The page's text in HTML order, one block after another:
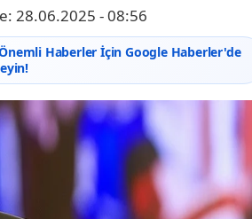
28.06.2025 - 08:56
Haberler İçin Google Haberler'de